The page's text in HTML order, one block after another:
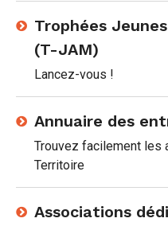
Trophées
(T-JAM)
Lancez-vous !
Annuaire des
Trouvez facilement les
Territoire
Associations